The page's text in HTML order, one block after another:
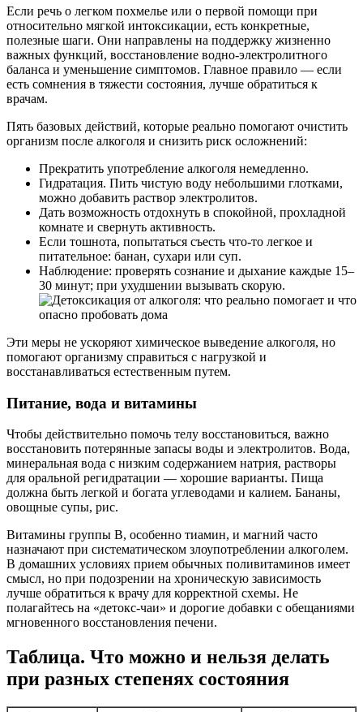
Если речь о легком похмелье или о первой помощи при
относительно мягкой интоксикации, есть конкретные,
полезные шаги. Они направлены на поддержку жизненно
важных функций, восстановление водно-электролитного
баланса и уменьшение симптомов. Главное правило — если
есть сомнения в тяжести состояния, лучше обратиться к
врачам.
Пять базовых действий, которые реально помогают очистить
организм после алкоголя и снизить риск осложнений:
Прекратить употребление алкоголя немедленно.
Гидратация. Пить чистую воду небольшими глотками,
можно добавить раствор электролитов.
Дать возможность отдохнуть в спокойной, прохладной
комнате и свернуть активность.
Если тошнота, попытаться съесть что-то легкое и
питательное: банан, сухари или суп.
Наблюдение: проверять сознание и дыхание каждые 15–
30 минут; при ухудшении вызывать скорую.
Эти меры не ускоряют химическое выведение алкоголя, но
помогают организму справиться с нагрузкой и
восстанавливаться естественным путем.
Питание, вода и витамины
Чтобы действительно помочь телу восстановиться, важно
восстановить потерянные запасы воды и электролитов. Вода,
минеральная вода с низким содержанием натрия, растворы
для оральной регидратации — хорошие варианты. Пища
должна быть легкой и богата углеводами и калием. Бананы,
овощные супы, рис.
Витамины группы B, особенно тиамин, и магний часто
назначают при систематическом злоупотреблении алкоголем.
В домашних условиях прием обычных поливитаминов имеет
смысл, но при подозрении на хроническую зависимость
лучше обратиться к врачу для корректной схемы. Не
полагайтесь на «детокс-чаи» и дорогие добавки с обещаниями
мгновенного восстановления печени.
Таблица. Что можно и нельзя делать
при разных степенях состояния